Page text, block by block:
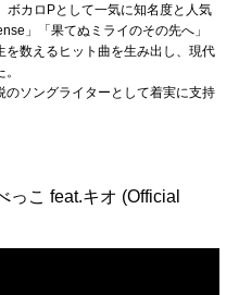
ボカロPとして一気に知名度と人気
」「果てぬミライのその先へ」
を数えるヒット曲を生み出し、現代
ソングライターとして着実に支持
っこ feat.キオ (Official